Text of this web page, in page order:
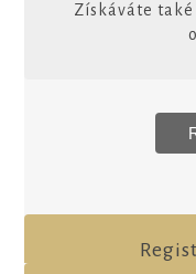
Získáváte